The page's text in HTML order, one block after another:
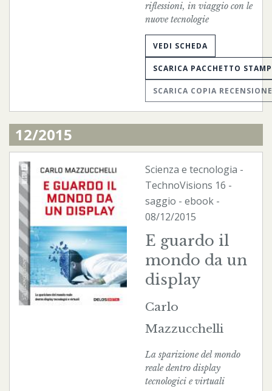
riflessioni, in viaggio con le
nuove tecnologie
VEDI SCHEDA
SCARICA PACCHETTO
SCARICA COPIA RECENSIONE
12/2015
Scienza e tecnologia -
TechnoVisions 16 -
saggio - ebook -
08/12/2015
E guardo il
mondo da un
display
Carlo
Mazzucchelli
La sparizione del mondo
reale dentro display
tecnologici e virtuali